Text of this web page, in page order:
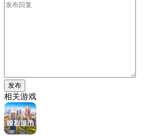
发布
相关游戏